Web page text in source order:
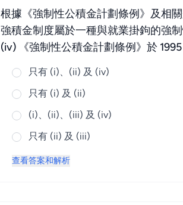
根據《強制性公積金計劃條例》及相
強積金制度屬於一種與就業掛鉤的強
(iv) 《強制性公積金計劃條例》於
只有 (i)、(ii) 及 (iv)
只有 (i) 及 (ii)
(i)、(ii)、(iii) 及 (iv)
只有 (ii) 及 (iii)
查看答案和解析